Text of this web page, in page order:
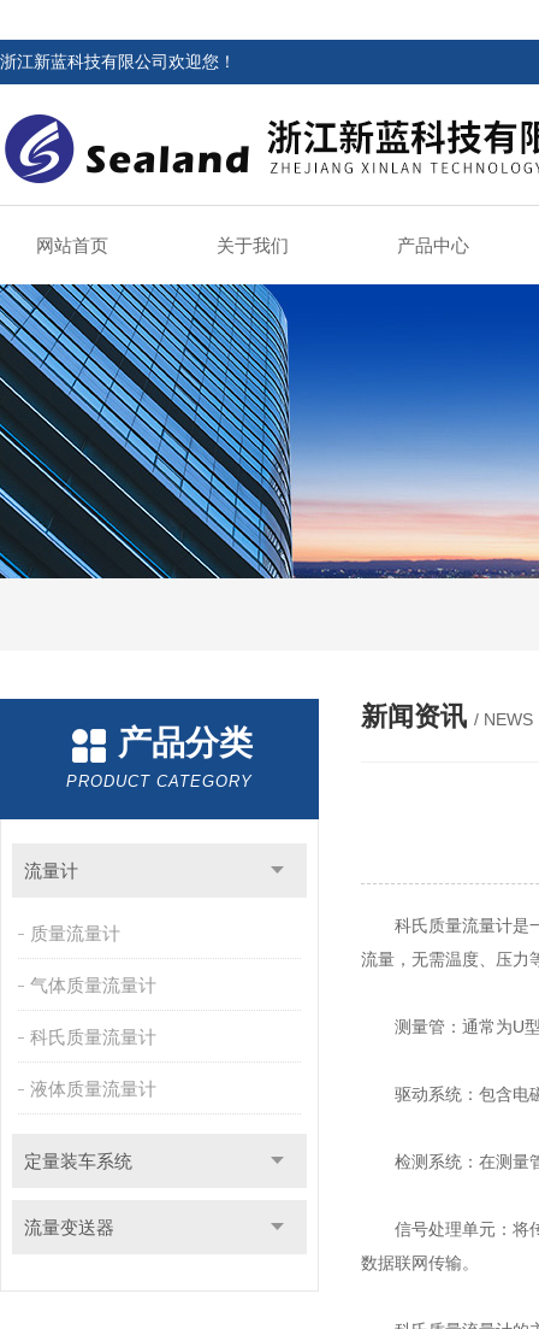
浙江新蓝科技有限公司欢迎您！
网站首页 关于我们 产品中心
产品分类
PRODUCT CATEGORY
流量计
质量流量计
气体质量流量计
科氏质量流量计
液体质量流量计
定量装车系统
流量变送器
新闻资讯 / NEWS
科氏质量流量计是一
流量，无需温度、压力
测量管：通常为U型
驱动系统：包含电磁
检测系统：在测量管
信号处理单元：将传
数据联网传输。